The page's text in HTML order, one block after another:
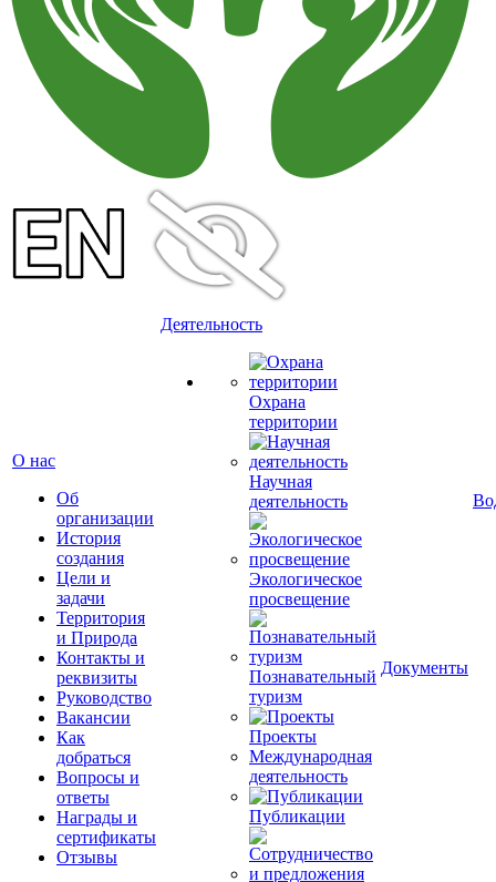
О нас
Об
организации
История
создания
Цели и
задачи
Территория
и Природа
Контакты и
реквизиты
Руководство
Вакансии
Как
добраться
Вопросы и
ответы
Награды и
сертификаты
Отзывы
Деятельность
Охрана
территории
Научная
деятельность
Экологическое
просвещение
Познавательный
туризм
Проекты
Международная
деятельность
Публикации
Документы